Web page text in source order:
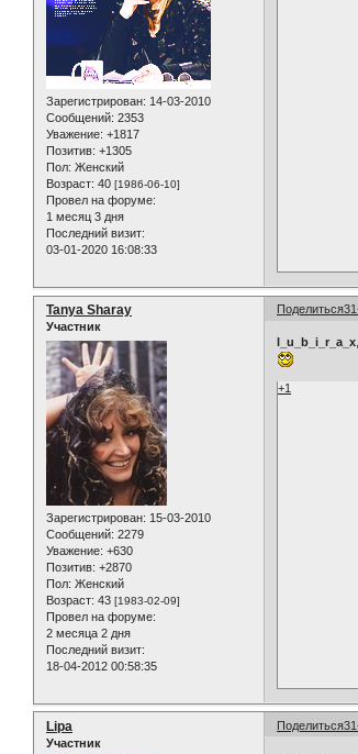
Зарегистрирован: 14-03-2010
Сообщений: 2353
Уважение: +1817
Позитив: +1305
Пол: Женский
Возраст: 40 [1986-06-10]
Провел на форуме:
1 месяц 3 дня
Последний визит:
03-01-2020 16:08:33
Поделиться
Tanya Sharay
Участник
Зарегистрирован: 15-03-2010
Сообщений: 2279
Уважение: +630
Позитив: +2870
Пол: Женский
Возраст: 43 [1983-02-09]
Провел на форуме:
2 месяца 2 дня
Последний визит:
18-04-2012 00:58:35
l_u_b_i_r_a_x
+1
Поделиться
Lipa
Участник